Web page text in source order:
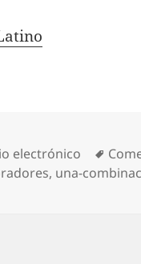
electrónico Tags
, una-